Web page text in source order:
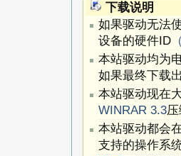
下载说明
如果驱动无法
设备的硬件ID
本站驱动均为
如果最终下载
本站驱动现在
WINRAR 3.3
本站驱动都会
支持的操作系